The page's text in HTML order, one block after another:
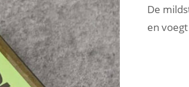
De
en